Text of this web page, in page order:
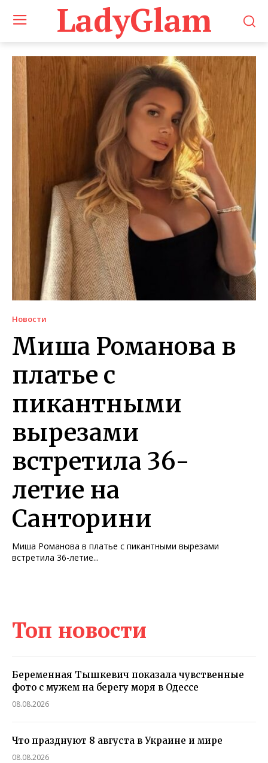
LadyGlam
Новости
Миша Романова в
платье с
пикантными
вырезами
встретила 36-
летие на
Санторини
Миша Романова в платье с пикантными вырезами
встретила 36-летие...
Топ новости
Беременная Тышкевич показала чувственные
фото с мужем на берегу моря в Одессе
08.08.2026
Что празднуют 8 августа в Украине и мире
08.08.2026